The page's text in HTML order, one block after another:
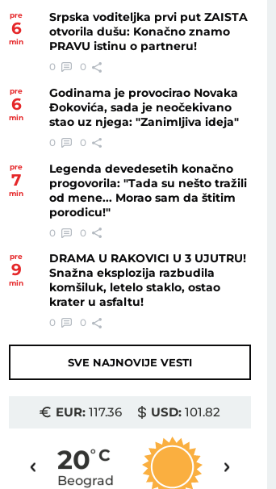
pre
6
min
Srpska voditeljka prvi put ZAISTA
otvorila dušu: Konačno znamo
PRAVU istinu o partneru!
0 0
pre
6
min
Godinama je provocirao Novaka
Đokovića, sada je neočekivano
stao uz njega: "Zanimljiva ideja"
0 0
pre
7
min
Legenda devedesetih konačno
progovorila: "Tada su nešto tražili
od mene... Morao sam da štitim
porodicu!"
0 0
pre
9
min
DRAMA U RAKOVICI U 3 UJUTRU!
Snažna eksplozija razbudila
komšiluk, letelo staklo, ostao
krater u asfaltu!
0 0
SVE NAJNOVIJE VESTI
EUR:117.36 USD: 101.82
20o C
Beograd